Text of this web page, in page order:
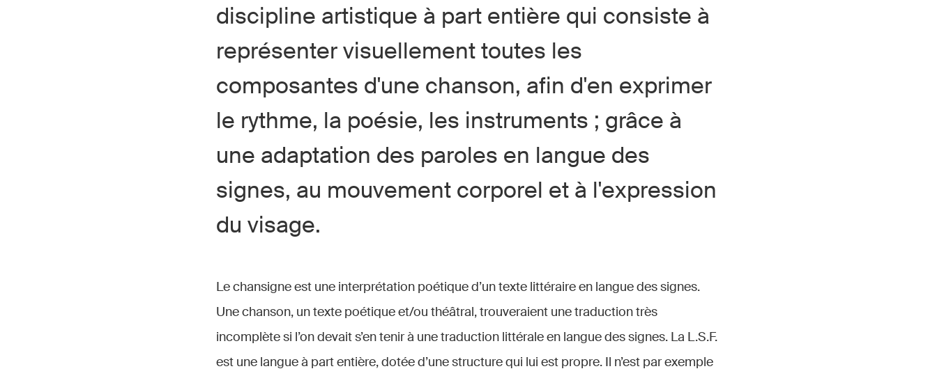
discipline artistique à part entière qui consiste à
représenter visuellement toutes les
composantes d'une chanson, afin d'en exprimer
le rythme, la poésie, les instruments ; grâce à
une adaptation des paroles en langue des
signes, au mouvement corporel et à l'expression
du visage.
Le chansigne est une interprétation poétique d’un texte littéraire en langue des signes.
Une chanson, un texte poétique et/ou théâtral, trouveraient une traduction très
incomplète si l’on devait s’en tenir à une traduction littérale en langue des signes. La L.S.F.
est une langue à part entière, dotée d’une structure qui lui est propre. Il n’est par exemple